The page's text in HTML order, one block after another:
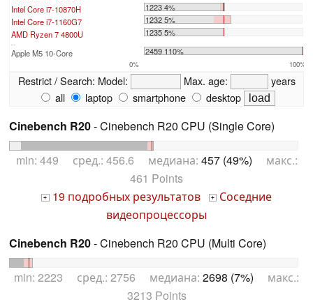
Intel Core i7-10870H
1223 4%
Intel Core i7-1160G7
1232 5%
AMD Ryzen 7 4800U
1235 5%
...
Apple M5 10-Core 2459 110%
0% 100%
Restrict / Search: Model: Max. age:
years
all
laptop smartphone desktop
Cinebench R20- Cinebench R20 CPU (Single Core)
min: 449 сред.: 456.6 медиана: 457 (49%) макс.:
461 Points
+ 19 подробных результатов +
Соседние
видеопроцессоры
Cinebench R20- Cinebench R20 CPU (Multi Core)
min: 2223 сред.: 2756 медиана: 2698 (7%) макс.:
3213 Points